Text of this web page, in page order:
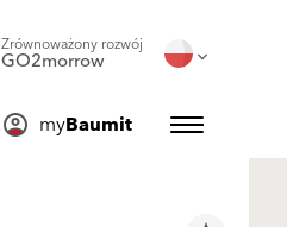
Zrównoważony rozwój
GO2morrow
myBaumit